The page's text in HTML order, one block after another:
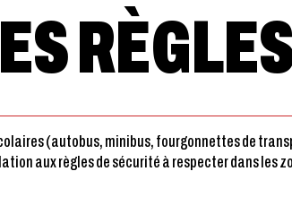
(autobus, minibus, fourgonnettes de
aux règles de sécurité à respecter dans les